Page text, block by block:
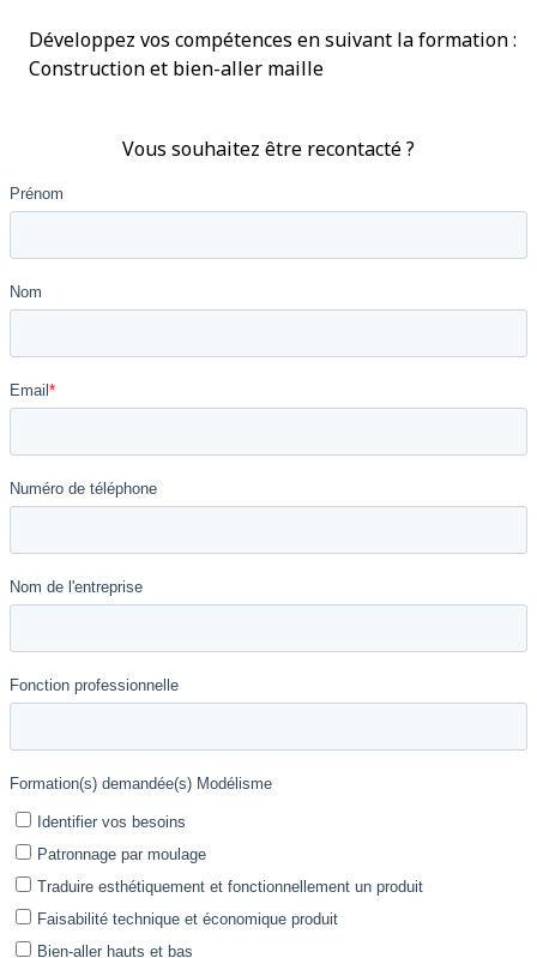
Développez vos compétences en suivant la formation :
Construction et bien-aller maille
Vous souhaitez être recontacté ?